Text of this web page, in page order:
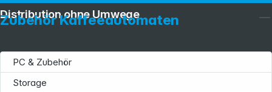
Zubehör Kaffeeautomaten
PC & Zubehör
Storage
Distribution ohne Umwege